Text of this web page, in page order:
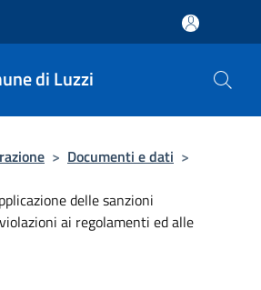
di Luzzi
> Documenti e dati >
delle sanzioni
ai regolamenti ed alle